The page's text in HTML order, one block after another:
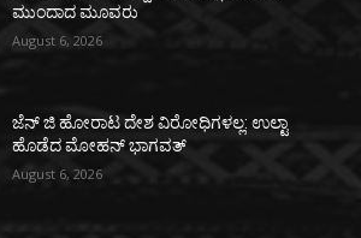
ಮುಂದಾದ ಮೂವರು
August 6, 2026
ಜೆನ್ ಜಿ ಹೋರಾಟ ದೇಶ ವಿರೋಧಿಗಳಲ್ಲ: ಉಲ್ಟಾ
ಹೊಡೆದ ಮೋಹನ್ ಭಾಗವತ್
August 6, 2026